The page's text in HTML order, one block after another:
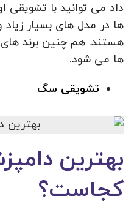
داد می توانید با تشویقی
ها در مدل های بسیار
هستند. هم چنین برند های
ها می شود.
تشویقی سگ
بهترین
کجاست؟